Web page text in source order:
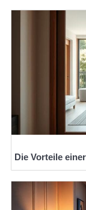
Die Vorteile